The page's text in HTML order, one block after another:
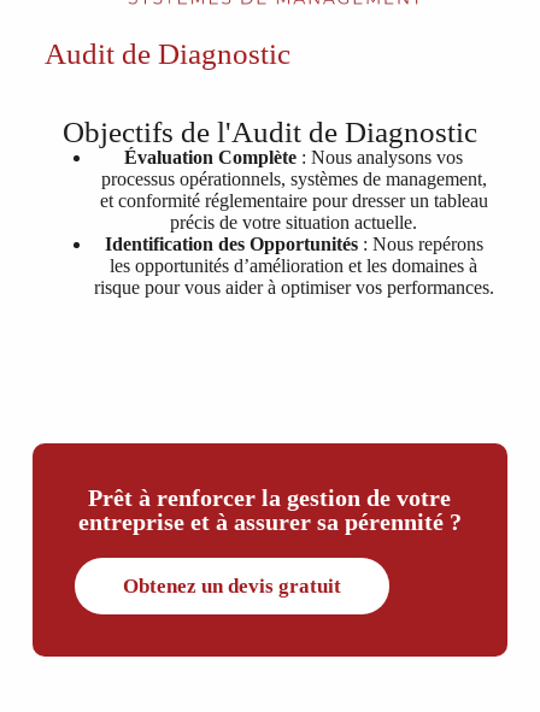
Audit de Diagnostic
Objectifs de l'Audit de Diagnostic
Évaluation Complète : Nous analysons vos
processus opérationnels, systèmes de management,
et conformité réglementaire pour dresser un tableau
précis de votre situation actuelle.
Identification des Opportunités: Nous repérons
les opportunités d’amélioration et les domaines à
risque pour vous aider à optimiser vos performances.
Prêt à renforcer la gestion de votre
entreprise et à assurer sa pérennité ?
Obtenez un devis gratuit